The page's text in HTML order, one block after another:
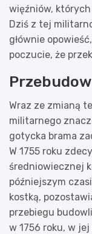
więźniów,
Dziś z tej
głównie
poczucie, że
Wraz ze zmianą
militarnego
gotycka brama
W 1755 roku
średniowiecznej
późniejszym
kostką,
przebiegu
w 1756 roku, w